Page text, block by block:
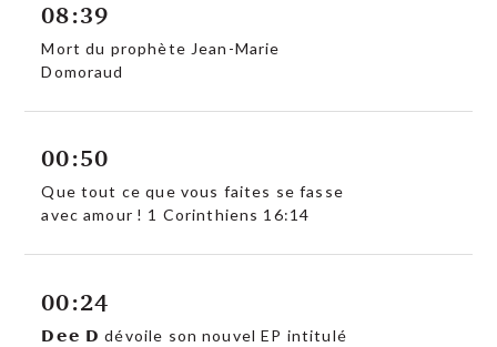
08:39
Mort du prophète Jean-Marie
Domoraud
00:50
Que tout ce que vous faites se fasse
avec amour ! 1 Corinthiens 16:14
00:24
𝗗𝗲𝗲 𝗗 dévoile son nouvel EP intitulé